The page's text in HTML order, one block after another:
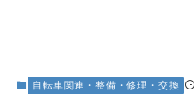
自転車関連・整備・修理・交換